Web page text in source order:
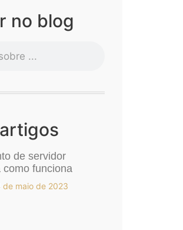
no blog
de servidor
como funciona
de maio de 2023